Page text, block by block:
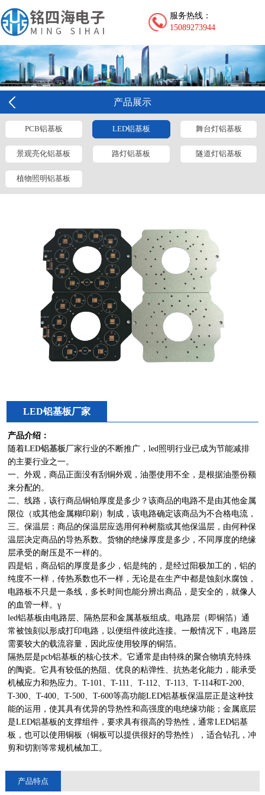
服务热线：
15089273944
产品展示
PCB铝基板 LED铝基板 舞台灯铝基板
景观亮化铝基板 路灯铝基板 隧道灯铝基板
植物照明铝基板
LED铝基板厂家
产品介绍：
随着LED铝基板厂家行业的不断推广，led照明行业已成为节能减排
的主要行业之一。
一、外观，商品正面没有刮铜外观，油墨使用不全，是根据油墨份额
来分配的。
二、线路，该行商品铜铂厚度是多少？该商品的电路不是由其他金属
限位（或其他金属糊印刷）制成，该电路确定该商品为不合格电流，
三。保温层：商品的保温层应选用何种树脂或其他保温层，由何种保
温层决定商品的导热系数。货物的绝缘厚度是多少，不同厚度的绝缘
层承受的耐压是不一样的。
四是铝，商品铝的厚度是多少，铝是纯的，是经过阳极加工的，铝的
纯度不一样，传热系数也不一样，无论是在生产中都是蚀刻水腐蚀，
电路板不只是一条线，多长时间也能分辨出商品，是安全的，就像人
的血管一样。γ
led铝基板由电路层、隔热层和金属基板组成。电路层（即铜箔）通
常被蚀刻以形成打印电路，以便组件彼此连接。一般情况下，电路层
需要较大的载流容量，因此应使用较厚的铜箔。
隔热层是pcb铝基板的核心技术。它通常是由特殊的聚合物填充特殊
的陶瓷。它具有较低的热阻、优良的粘弹性、抗热老化能力，能承受
机械应力和热应力。T-101、T-111、T-112、T-113、T-114和T-200、
T-300、T-400、T-500、T-600等高功能LED铝基板保温层正是这种技
能的运用，使其具有优异的导热性和高强度的电绝缘功能；金属底层
是LED铝基板的支撑组件，要求具有很高的导热性，通常LED铝基
板，也可以使用铜板（铜板可以提供很好的导热性），适合钻孔，冲
剪和切割等常规机械加工。
产品特点